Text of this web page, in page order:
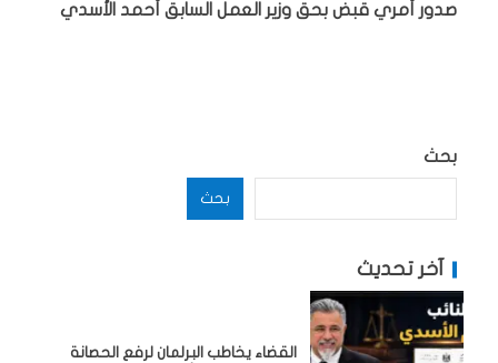
صدور أمري قبض بحق وزير العمل السابق أحمد الأسدي
بحث
بحث
آخر تحديث
القضاء يخاطب البرلمان لرفع الحصانة